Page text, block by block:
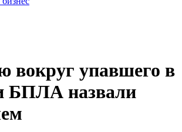
вокруг упавшего в
БПЛА назвали